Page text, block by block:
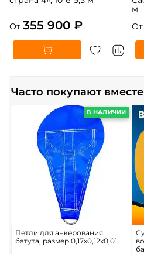
От 355 900 ₽
м
От
Часто покупают вместе
В НАЛИЧИИ
Петли для анкерования
батута, размер 0,17x0,12x0,01